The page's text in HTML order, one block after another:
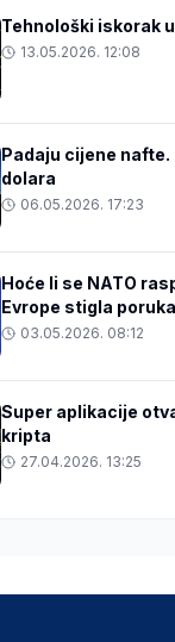
Tehnološki iskorak
13.05.2026. 12:08
Padaju cijene nafte.
dolara
06.05.2026. 17:23
Hoće li se NATO
Evrope stigla
03.05.2026. 08:12
Super aplikacije
kripta
27.04.2026. 13:25